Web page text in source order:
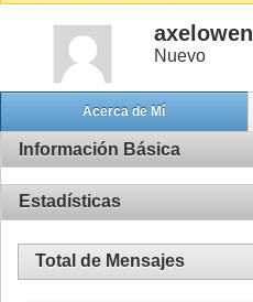
axelowen
Nuevo
Acerca de Mí
Información Básica
Estadísticas
Total de Mensajes